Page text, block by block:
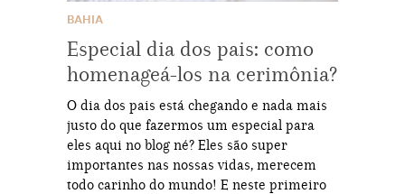
BAHIA
Especial dia dos pais: como
homenageá-los na cerimônia?
O dia dos pais está chegando e nada mais
justo do que fazermos um especial para
eles aqui no blog né? Eles são super
importantes nas nossas vidas, merecem
todo carinho do mundo! E neste primeiro